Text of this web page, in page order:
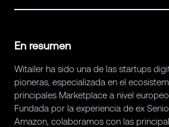
En resumen
Witailer ha sido una de las startups
pioneras, especializada en el
principales Marketplace a nivel
Fundada por la experiencia de ex
Amazon, colaboramos con las